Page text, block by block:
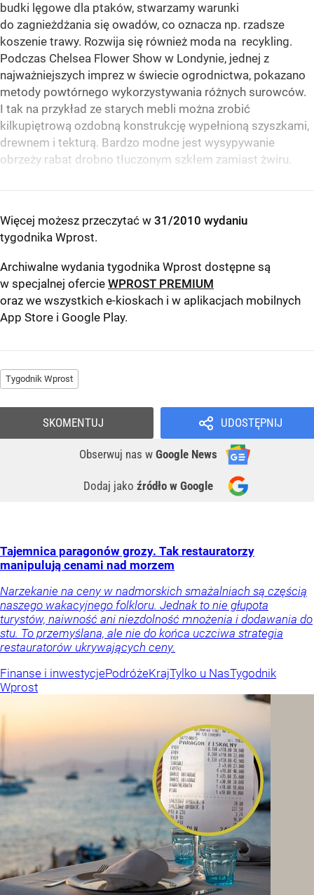
budki lęgowe dla ptaków, stwarzamy warunki
do zagnieżdżania się owadów, co oznacza np. rzadsze
koszenie trawy. Rozwija się również moda na recykling.
Podczas Chelsea Flower Show w Londynie, jednej z
najważniejszych imprez w świecie ogrodnictwa, pokazano
metody powtórnego wykorzystywania różnych surowców.
I tak na przykład ze starych mebli można zrobić
kilkupiętrową ozdobną konstrukcję wypełnioną szyszkami,
drewnem i tekturą. Bardzo modne jest wysypywanie
obrzeży rabat drobno tłuczonym szkłem zamiast żwiru.
Więcej możesz przeczytać w 31/2010 wydaniu
tygodnika Wprost.
Archiwalne wydania tygodnika Wprost dostępne są
w specjalnej ofercie WPROST PREMIUM
oraz we wszystkich e-kioskach i w aplikacjach mobilnych
App Store i Google Play.
Tygodnik Wprost
UDOSTĘPNIJ
Obserwuj nas w Google News
Dodaj jako źródło w Google
SKOMENTUJ
Tajemnica paragonów grozy. Tak restauratorzy
manipulują cenami nad morzem
Narzekanie na ceny w nadmorskich smażalniach są częścią
naszego wakacyjnego folkloru. Jednak to nie głupota
turystów, naiwność ani niezdolność mnożenia i dodawania do
stu. To przemyślana, ale nie do końca uczciwa strategia
restauratorów ukrywających ceny.
Finanse i inwestycjePodróżeKrajTylko u NasTygodnik
Wprost